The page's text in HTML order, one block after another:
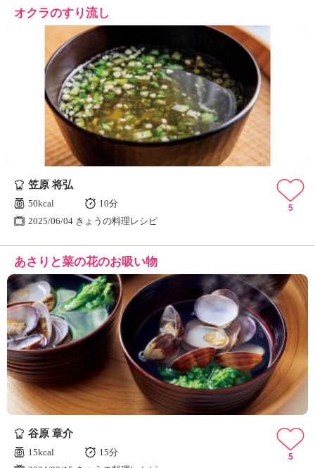
オクラのすり流し
笠原 将弘
50kcal
10分
2025/06/04 きょうの料理レシピ
5
あさりと菜の花のお吸い物
谷原 章介
15kcal
15分
5